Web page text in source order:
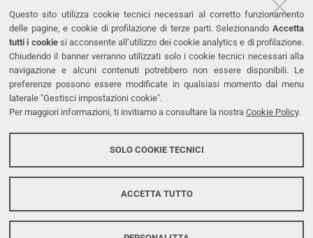
Questo sito utilizza cookie tecnici necessari al corretto funzionamento
delle pagine, e cookie di profilazione di terze parti. Selezionando Accetta
tutti i cookiesi acconsente all’utilizzo dei cookie analytics e di profilazione.
Chiudendo il banner verranno utilizzati solo i cookie tecnici necessari alla
navigazione e alcuni contenuti potrebbero non essere disponibili. Le
preferenze possono essere modificate in qualsiasi momento dal menu
laterale "Gestisci impostazioni cookie".
Per maggiori informazioni, ti invitiamo a consultare la nostra Cookie Policy.
SOLO COOKIE TECNICI
ACCETTA TUTTO
Tel. +39 0532 293111
Fax. +39 0532 293031
PEC
LINKS
Dichiarazione di accessibilità
Protezione dati personali